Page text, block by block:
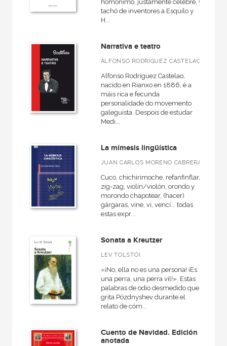
homónimo, justamente célebre, y
tachó de inventores a Esquilo y
H...
Narrativa e teatro
ALFONSO RODRÍGUEZ CASTELAO
Alfonso Rodríguez Castelao,
nacido en Rianxo en 1886, é a
máis rica e fecunda
personalidade do movemento
galeguista. Despois de estudar
Medi...
La mímesis lingüística
JUAN CARLOS MORENO CABRERA
Cuco, chichirimoche, refanfinflar,
zig-zag, violín/violón, orondo y
morondo chapotear, (hacer)
gárgaras, vine, vi, vencí... todas
estas expr...
Sonata a Kreutzer
LEV TOLSTÓI
«¡No, ella no es una persona! ¡Es
una perra, una perra vil!». Estas
palabras de odio desmedido que
grita Pózdnyshev durante el
relato de cóm...
Cuento de Navidad. Edición
anotada